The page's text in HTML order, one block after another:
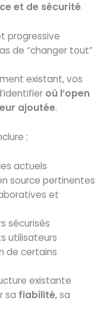
et de sécurité.
progressive
de “changer tout”
existant, vos
où l’open
ajoutée.
:
actuels
source pertinentes
et
sécurisés
utilisateurs
de certains
existante
sa fiabilité, sa